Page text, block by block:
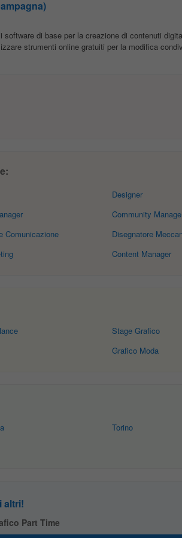
di base per la creazione di contenuti
strumenti online gratuiti per la modifica
Comunicazione
Designer
Community
Disegnatore
Content Manager
Stage Grafico
Grafico Moda
Torino
altri!
Part Time